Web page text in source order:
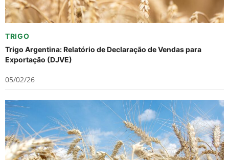
TRIGO
Trigo Argentina: Relatório de Declaração de Vendas para
Exportação (DJVE)
05/02/26